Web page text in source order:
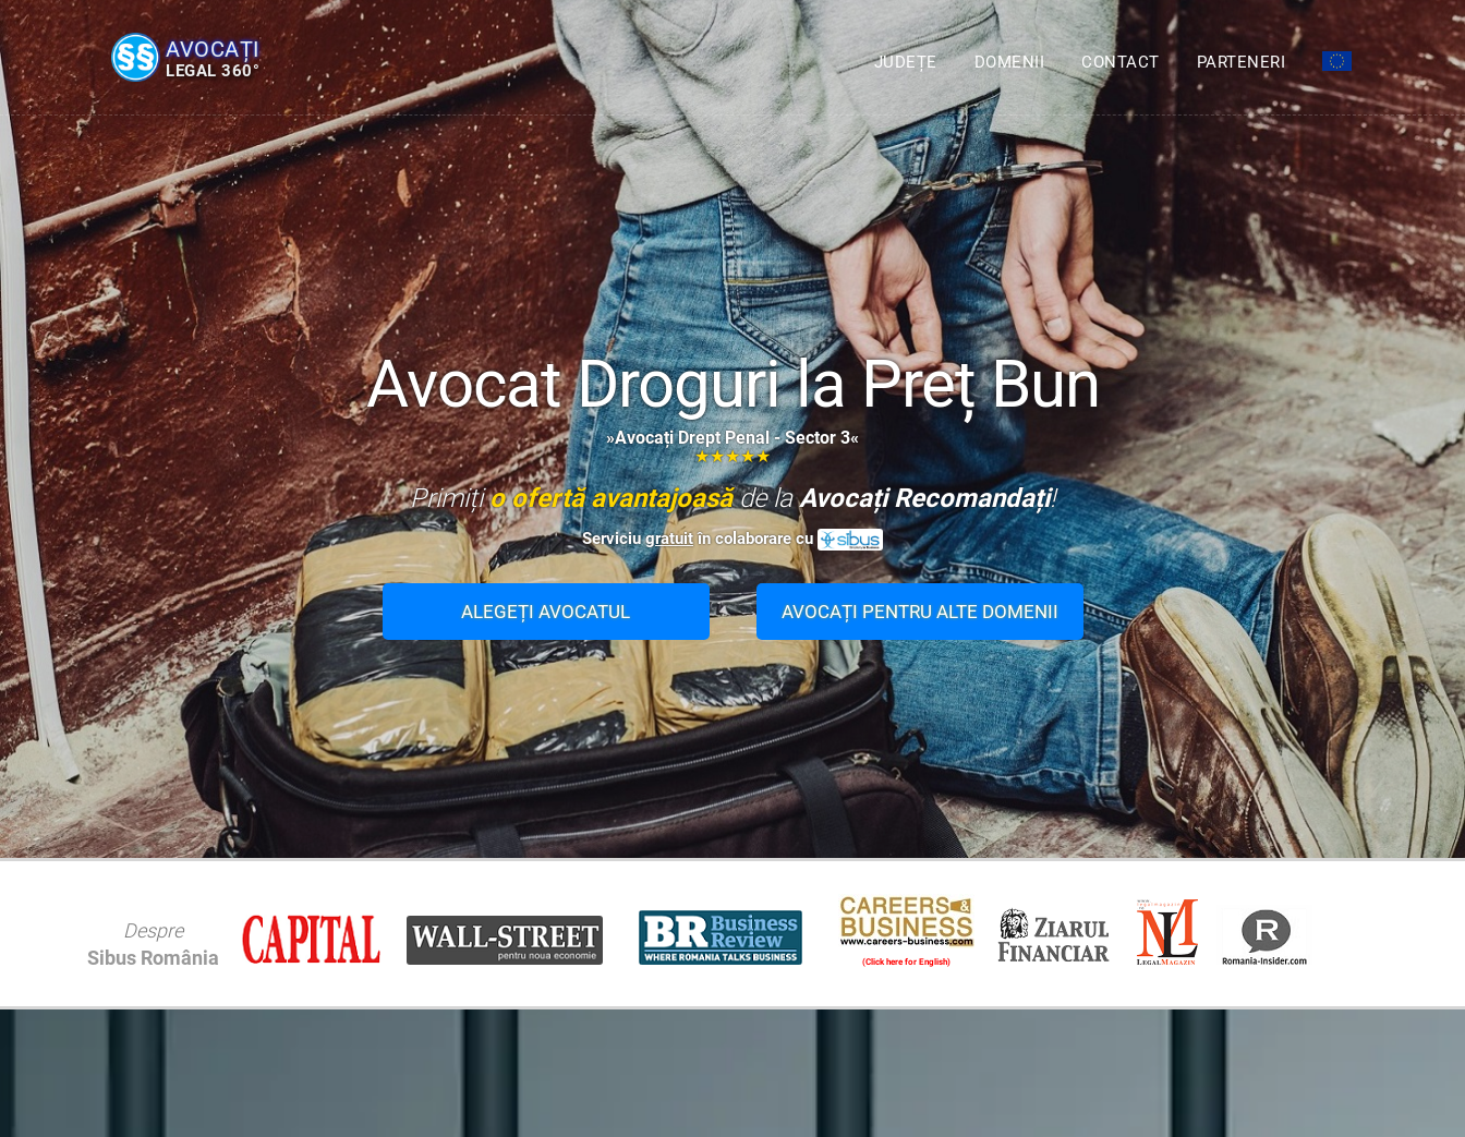
AVOCAȚI
LEGAL 360° JUDEȚE DOMENII CONTACT PARTENERI
Avocat Droguri la Preț Bun
»Avocați Drept Penal - Sector 3«
★★★★★
Primițio ofertă avantajoasăde laAvocați Recomandați!
Serviciugratuitîn colaborare cu
ALEGEȚI AVOCATUL AVOCAȚI PENTRU ALTE DOMENII
Despre
Sibus România
(Click here for English)